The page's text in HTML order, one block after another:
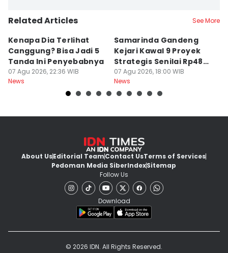
Related Articles See More
Kenapa Dia Terlihat
Canggung? Bisa Jadi 5
Tanda Ini Penyebabnya
07 Agu 2026, 22:36 WIB
News
Samarinda Gandeng
Kejari Kawal 9 Proyek
Strategis Senilai Rp48
Miliar
07 Agu 2026, 18:00 WIB
News
About UsEditorial TeamContact UsTerms of Services
Pedoman Media SiberIndexSitemap
Follow Us
Download
© 2026 IDN. All Rights Reserved.